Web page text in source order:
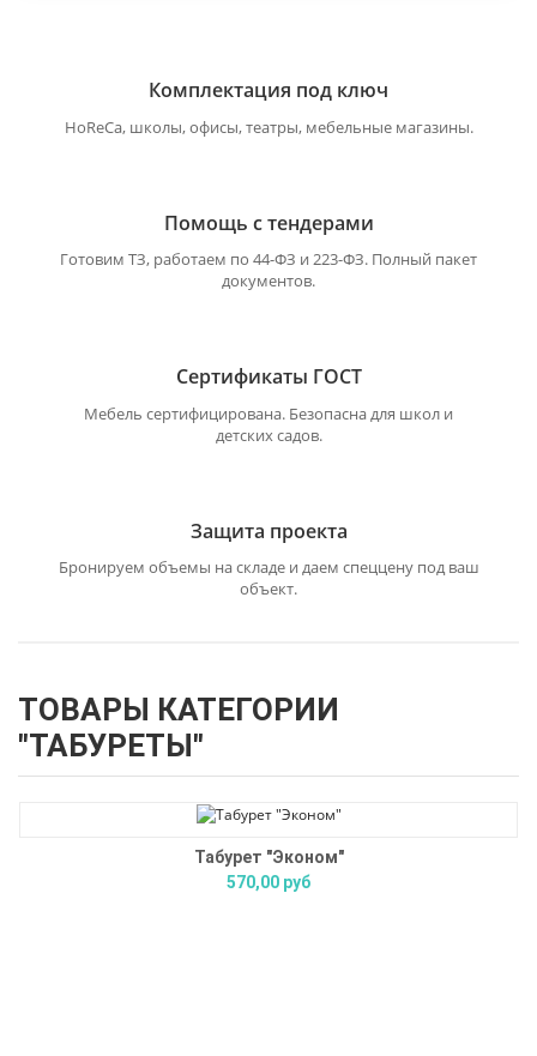
Комплектация под ключ
HoReCa, школы, офисы, театры, мебельные магазины.
Помощь с тендерами
Готовим ТЗ, работаем по 44-ФЗ и 223-ФЗ. Полный пакет
документов.
Сертификаты ГОСТ
Мебель сертифицирована. Безопасна для школ и
детских садов.
Защита проекта
Бронируем объемы на складе и даем спеццену под ваш
объект.
ТОВАРЫ КАТЕГОРИИ
"ТАБУРЕТЫ"
Табурет "Эконом"
570,00 руб